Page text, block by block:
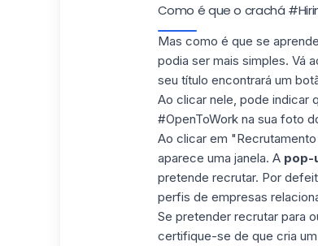
Como é que o crachá
Mas como é que se
podia ser mais simples. Vá
seu título encontrará um
Ao clicar nele, pode indicar
#OpenToWork na sua foto
Ao clicar em
aparece uma janela. A pop-
pretende recrutar. Por
perfis de empresas
Se pretender recrutar para
certifique-se de que cria